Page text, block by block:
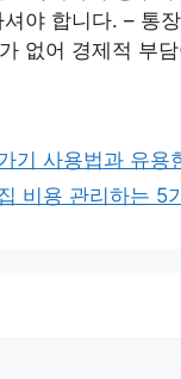
야 합니다. – 통
없어 경제적 부
기 사용법과 유용
비용 관리하는 5